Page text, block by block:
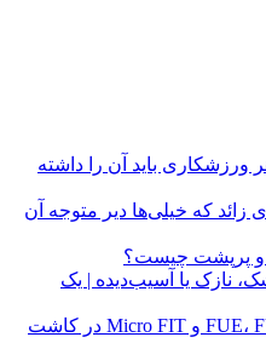
باید آن را داشته
که خیلی‌ها دیر متوجه آن
و پرپشت چیست؟
نازک یا آسیب‌دیده | یک
مقایسه روش‌های FUE، FUT، SUT و Micro FIT در کاشت